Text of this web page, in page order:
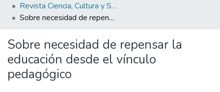
Revista Ciencia, Cultura y Sociedad Vol.4 N°2
Sobre necesidad de repensar la educación desde el vínculo pedagógico
Sobre necesidad de repensar la
educación desde el vínculo
pedagógico